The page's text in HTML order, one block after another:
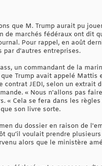
que M. Trump aurait pu
de marchés fédéraux ont dit
Pour rappel, en août
par d'autres entreprises.
un commandant de la
Trump avait appelé Mattis
contrat JEDI, selon un extrait
« Nous n'allons pas
« Cela se fera dans les
son livre sorte.
du dossier en raison de
qu’il voulait prendre
alors que le ministère